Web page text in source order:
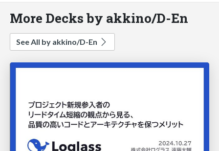
More Decks by akkino/D-En
See All by akkino/D-En